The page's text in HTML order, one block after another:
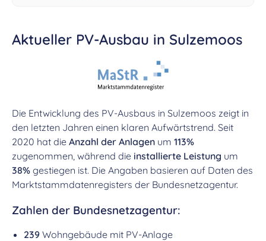
Aktueller PV-Ausbau in Sulzemoos
Die Entwicklung des PV-Ausbaus in Sulzemoos zeigt in
den letzten Jahren einen klaren Aufwärtstrend. Seit
2020 hat die Anzahl der Anlagen um 113%
zugenommen, während die installierte Leistung um
38% gestiegen ist. Die Angaben basieren auf Daten des
Marktstammdatenregisters der Bundesnetzagentur.
Zahlen der Bundesnetzagentur:
239 Wohngebäude mit PV-Anlage